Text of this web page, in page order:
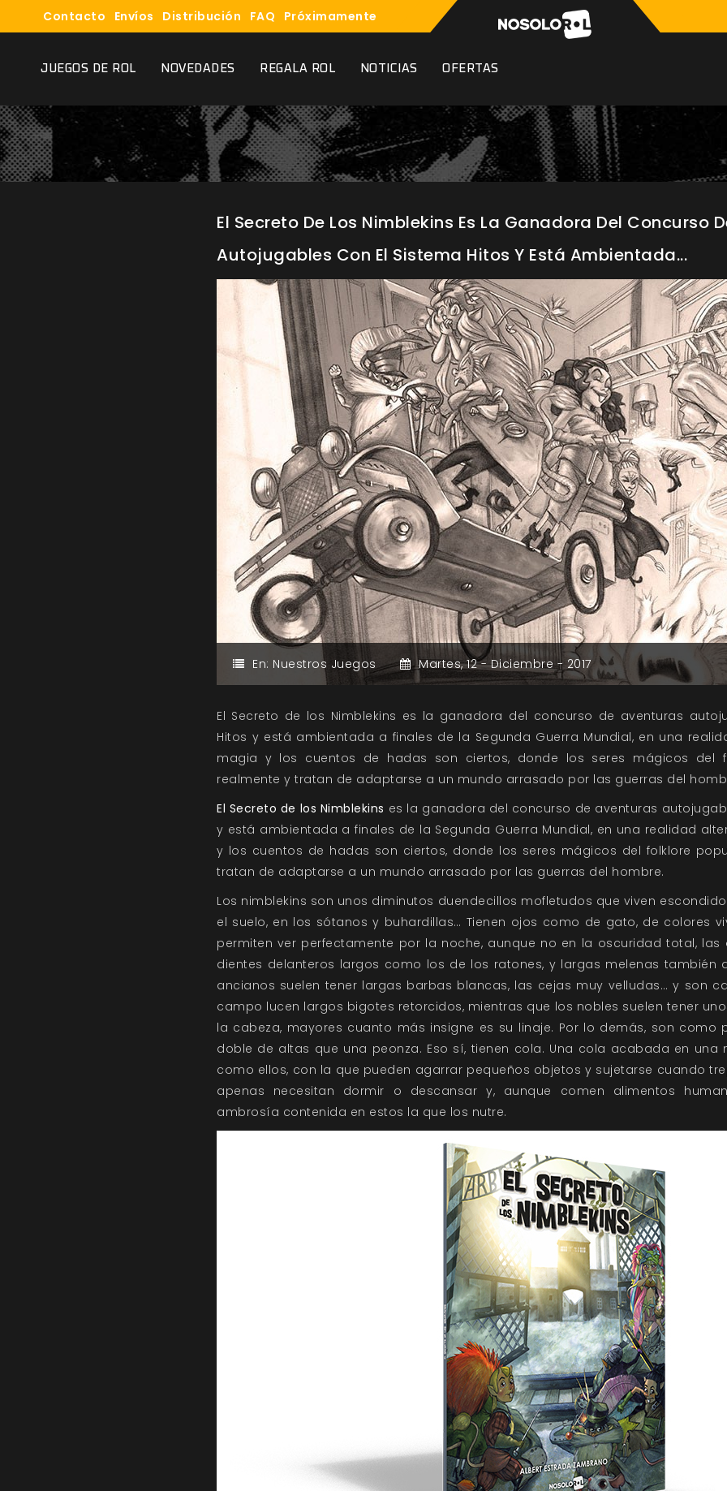
Contacto Envíos Distribución FAQ Próximamente
JUEGOS DE ROL NOVEDADES REGALA ROL NOTICIAS OFERTAS
El Secreto De Los Nimblekins Es La Ganadora Del Concurso
Autojugables Con El Sistema Hitos Y Está Ambientada...
En: Nuestros Juegos Martes,12 -Diciembre - 2017
El Secreto de los Nimblekins es la ganadora del concurso de aventuras
Hitos y está ambientada a finales de la Segunda Guerra Mundial, en una
magia y los cuentos de hadas son ciertos, donde los seres mágicos del
realmente y tratan de adaptarse a un mundo arrasado por las guerras del
El Secreto de los Nimblekins es la ganadora del concurso de aventuras
y está ambientada a finales de la Segunda Guerra Mundial, en una realidad
y los cuentos de hadas son ciertos, donde los seres mágicos del folklore
tratan de adaptarse a un mundo arrasado por las guerras del hombre.
Los nimblekins son unos diminutos duendecillos mofletudos que viven
el suelo, en los sótanos y buhardillas… Tienen ojos como de gato, de colores
permiten ver perfectamente por la noche, aunque no en la oscuridad total, las
dientes delanteros largos como los de los ratones, y largas melenas también
ancianos suelen tener largas barbas blancas, las cejas muy velludas… y son
campo lucen largos bigotes retorcidos, mientras que los nobles suelen tener
la cabeza, mayores cuanto más insigne es su linaje. Por lo demás, son como
doble de altas que una peonza. Eso sí, tienen cola. Una cola acabada en
como ellos, con la que pueden agarrar pequeños objetos y sujetarse cuando
apenas necesitan dormir o descansar y, aunque comen alimentos
ambrosía contenida en estos la que los nutre.